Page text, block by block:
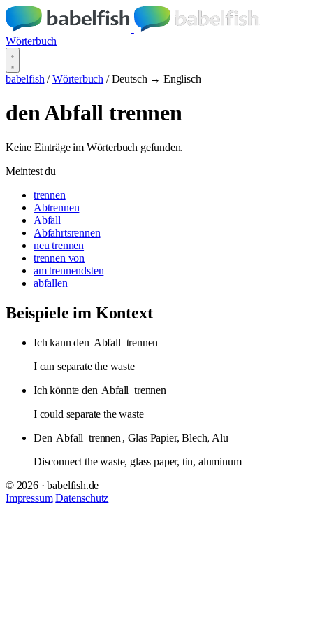
Wörterbuch
babelfish / Wörterbuch / Deutsch → Englisch
den Abfall trennen
Keine Einträge im Wörterbuch gefunden.
Meintest du
trennen
Abtrennen
Abfall
Abfahrtsrennen
neu trennen
trennen von
am trennendsten
abfallen
Beispiele im Kontext
Ich kann den Abfall trennen
I can separate the waste
Ich könnte den Abfall trennen
I could separate the waste
Den Abfall trennen , Glas Papier, Blech, Alu
Disconnect the waste, glass paper, tin, aluminum
© 2026 · babelfish.de
Impressum Datenschutz